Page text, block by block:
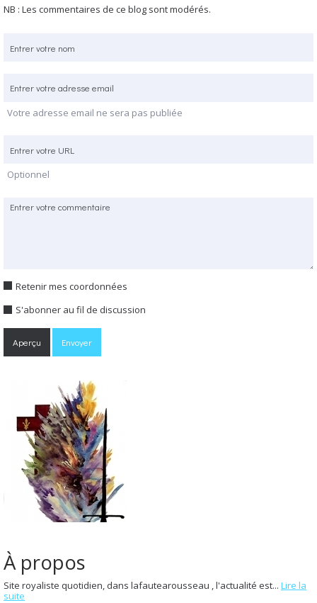
NB : Les commentaires de ce blog sont modérés.
Votre adresse email ne sera pas publiée
Optionnel
Retenir mes coordonnées
S'abonner au fil de discussion
À propos
Site royaliste quotidien, dans lafautearousseau , l'actualité est... Lire la
suite